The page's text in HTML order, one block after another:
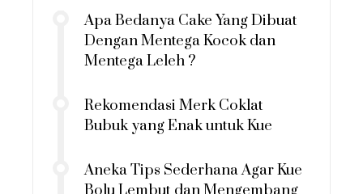
Apa Bedanya Cake Yang Dibuat
Dengan Mentega Kocok dan
Mentega Leleh ?
Rekomendasi Merk Coklat
Bubuk yang Enak untuk Kue
Aneka Tips Sederhana Agar Kue